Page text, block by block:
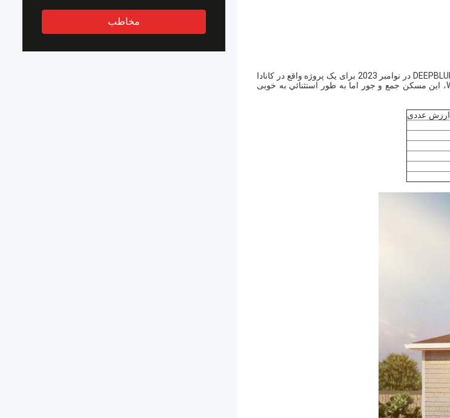
مخاطب
معرفی خانه Baylawn House یک اقامتگاه دو طبقه پیچیده است که توسط DEEPBLUE SMARTHOUSE در نوامبر 2023 برای یک پروژه واقع در کانادا
(پروژه NO: S2311#) ساخته شده است.مساحت 120 متر مربع و ابعاد W8820 × L6310mm، اين مسكن جمع و جور اما به طور استثنائي به خوبی
ارزش عددی